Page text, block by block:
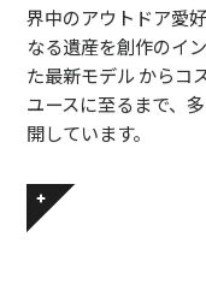
界中のアウトドア愛
なる遺産を創作のイ
た最新モデル からコ
ユースに至るまで、
開しています。